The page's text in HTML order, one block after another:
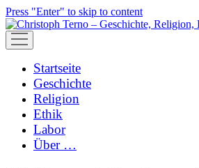
Press "Enter" to skip to content
open
menu
Startseite
Geschichte
Religion
Ethik
Labor
Über …